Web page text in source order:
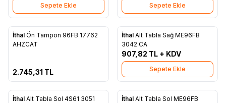
Sepete Ekle Sepete Ekle
Favorilere Ekle
İthal Ön Tampon 96FB 17762
AHZCAT
2.745,31 TL
Favorilere Ekle
İthal Alt Tabla Sağ ME96FB
3042 CA
907,82 TL + KDV
Sepete Ekle
İthal Alt Tabla Sol 4S61 3051
İthal Alt Tabla Sol ME96FB